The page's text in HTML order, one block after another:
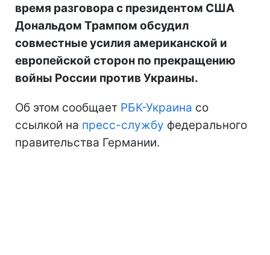
время разговора с президентом США
Дональдом Трампом обсудил
совместные усилия американской и
европейской сторон по прекращению
войны России против Украины.
Об этом сообщает РБК-Украина со
ссылкой на пресс-службу федерального
правительства Германии.